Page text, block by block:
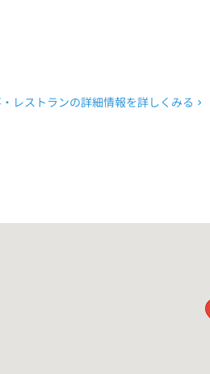
レストランの詳細情報を詳しくみる